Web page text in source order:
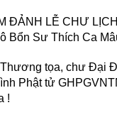
ĐẢNH LỄ CHƯ
Bổn Sư Thích Ca
tọa, chư Đại
Phật tử
!